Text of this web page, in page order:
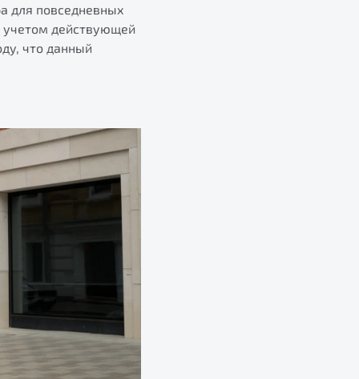
для повседневных
учетом действующей
что данный